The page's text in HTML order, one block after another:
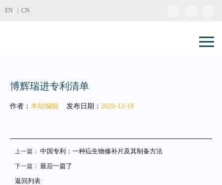
CN
EN |
博辉瑞进专利清单
作者： 本站编辑 发布日期： 2020-12-18
上一篇： 中国专利：一种疝生物修补片及其制备方法
下一篇： 最后一篇了
返回列表